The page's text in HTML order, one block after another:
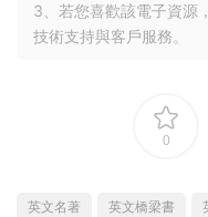
3、若您喜歡該電子資源
技術支持與客戶服務。
0
英文名著 英文橋梁書